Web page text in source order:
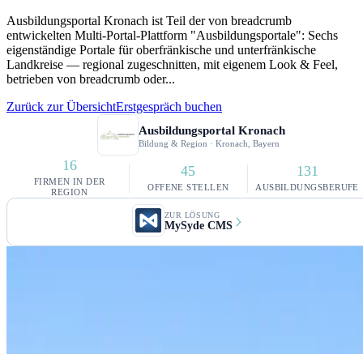
Ausbildungsportal Kronach ist Teil der von breadcrumb
entwickelten Multi-Portal-Plattform "Ausbildungsportale": Sechs
eigenständige Portale für oberfränkische und unterfränkische
Landkreise — regional zugeschnitten, mit eigenem Look & Feel,
betrieben von breadcrumb oder...
Zurück zur ÜbersichtErstgespräch buchen
Ausbildungsportal Kronach
Bildung & Region · Kronach, Bayern
16
FIRMEN IN DER
REGION
45
OFFENE STELLEN
131
AUSBILDUNGSBERUFE
ZUR LÖSUNG
MySyde CMS